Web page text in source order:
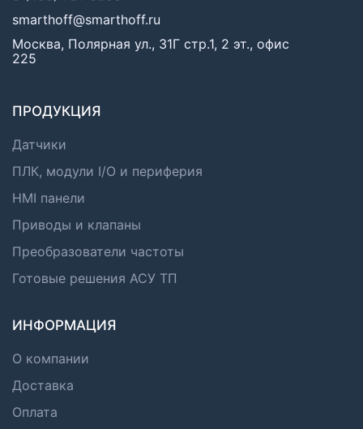
smarthoff@smarthoff.ru
Москва, Полярная ул., 31Г стр.1, 2 эт., офис
225
ПРОДУКЦИЯ
Датчики
ПЛК, модули I/O и периферия
HMI панели
Приводы и клапаны
Преобразователи частоты
Готовые решения АСУ ТП
ИНФОРМАЦИЯ
О компании
Доставка
Оплата